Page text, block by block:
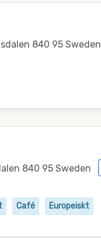
840 95 Sweden
840 95 Sweden
Café Europeiskt